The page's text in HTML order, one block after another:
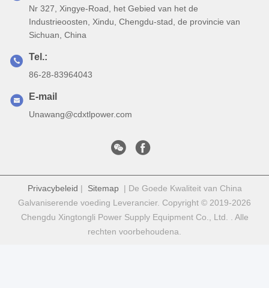
Nr 327, Xingye-Road, het Gebied van het de
Industrieoosten, Xindu, Chengdu-stad, de provincie van
Sichuan, China
Tel.:
86-28-83964043
E-mail
Unawang@cdxtlpower.com
Privacybeleid | Sitemap| De Goede Kwaliteit van China
Galvaniserende voeding Leverancier. Copyright © 2019-2026
Chengdu Xingtongli Power Supply Equipment Co., Ltd. . Alle
rechten voorbehoudena.